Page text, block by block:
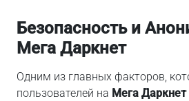
Безопасность и
Мега Даркнет
Одним из главных факторов,
пользователей на Мега